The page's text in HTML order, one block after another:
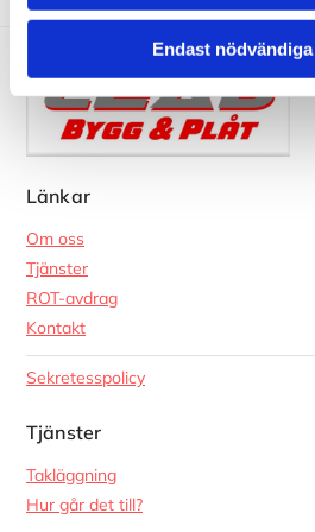
Endast
Länkar
Om oss
Tjänster
ROT-avdrag
Kontakt
Sekretesspolicy
Tjänster
Takläggning
Hur går det till?